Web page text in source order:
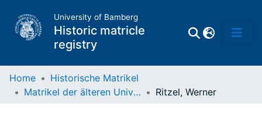
University of Bamberg
Historic matricle
registry
Home
Historische Matrikel
Matrikel der älteren Universität
Ritzel, Werner